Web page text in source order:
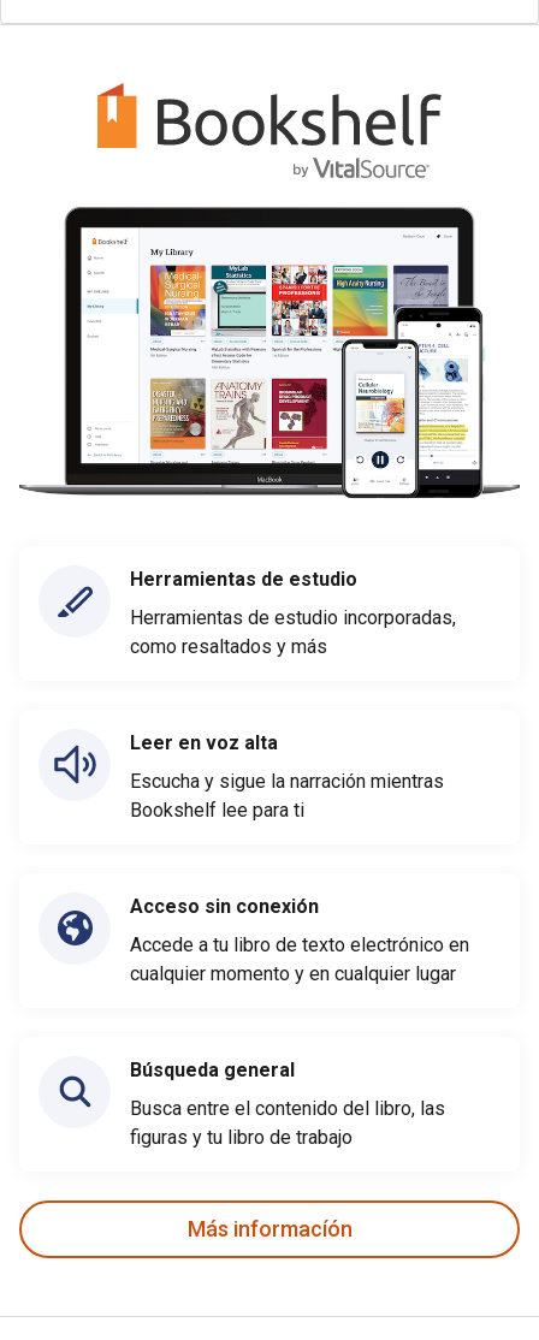
Herramientas de estudio
Herramientas de estudio incorporadas,
como resaltados y más
Leer en voz alta
Escucha y sigue la narración mientras
Bookshelf lee para ti
Acceso sin conexión
Accede a tu libro de texto electrónico en
cualquier momento y en cualquier lugar
Búsqueda general
Busca entre el contenido del libro, las
figuras y tu libro de trabajo
Más informacíón